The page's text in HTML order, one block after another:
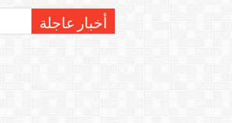
أخبار عاجلة